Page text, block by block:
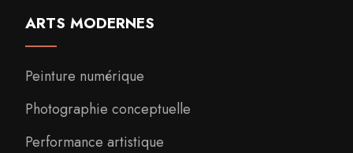
ARTS MODERNES
Peinture numérique
Photographie conceptuelle
Performance artistique